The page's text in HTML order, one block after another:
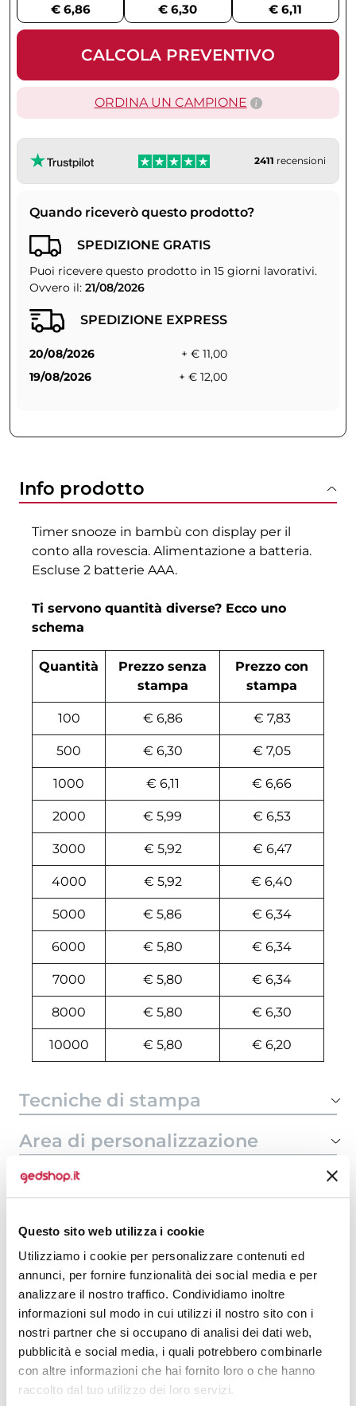
Questo sito web utilizza i cookie
Utilizziamo i cookie per personalizzare contenuti ed
annunci, per fornire funzionalità dei social media e per
analizzare il nostro traffico. Condividiamo inoltre
informazioni sul modo in cui utilizzi il nostro sito con i
nostri partner che si occupano di analisi dei dati web,
pubblicità e social media, i quali potrebbero combinarle
con altre informazioni che hai fornito loro o che hanno
raccolto dal tuo utilizzo dei loro servizi.
€ 6,86
€ 6,30
€ 6,11
CALCOLA PREVENTIVO
ORDINA UN CAMPIONE
2411 recensioni
Quando riceverò questo prodotto?
SPEDIZIONE GRATIS
Puoi ricevere questo prodotto in 15 giorni lavorativi.
Ovvero il: 21/08/2026
SPEDIZIONE EXPRESS
20/08/2026
+ € 11,00
19/08/2026
+ € 12,00
Info prodotto
Timer snooze in bambù con display per il
conto alla rovescia. Alimentazione a batteria.
Escluse 2 batterie AAA.
Ti servono quantità diverse? Ecco uno
schema
Quantità
Prezzo senza
stampa
Prezzo con
stampa
100 € 6,86 € 7,83
500 € 6,30 € 7,05
1000 € 6,11 € 6,66
2000 € 5,99 € 6,53
3000 € 5,92 € 6,47
4000 € 5,92 € 6,40
5000 € 5,86 € 6,34
6000 € 5,80 € 6,34
7000 € 5,80 € 6,34
8000 € 5,80 € 6,30
10000 € 5,80 € 6,20
Tecniche di stampa
Area di personalizzazione
Domande e risposte
Prodotti alternativi